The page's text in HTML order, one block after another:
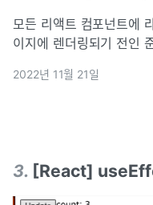
모든 리액트 컴포넌트에
이지에 렌더링되기 전인
음으로 렌더링 할 때, 어
2022년 11월 21일
3. [React]